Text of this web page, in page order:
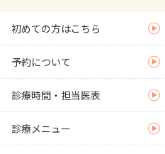
初めての方はこちら
予約について
診療時間・担当医表
診療メニュー